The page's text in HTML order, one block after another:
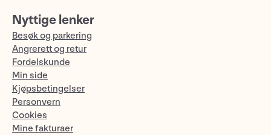
Nyttige lenker
Besøk og parkering
Angrerett og retur
Fordelskunde
Min side
Kjøpsbetingelser
Personvern
Cookies
Mine fakturaer